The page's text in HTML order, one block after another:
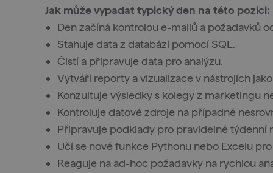
Jak může vypadat typický den na této pozici:
Den začíná kontrolou e-mailů a požadavků
Stahuje data z databází pomocí SQL.
Čistí a připravuje data pro analýzu.
Vytváří reporty a vizualizace v nástrojích
Konzultuje výsledky s kolegy z marketingu
Kontroluje datové zdroje na případné
Připravuje podklady pro pravidelné týdenní
Učí se nové funkce Pythonu nebo Excelu
Reaguje na ad-hoc požadavky na rychlou